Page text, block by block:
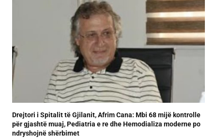
Drejtori i Spitalit të Gjilanit, Afrim Cana: Mbi 68 mijë kontrolle
për gjashtë muaj, Pediatria e re dhe Hemodializa moderne po
ndryshojnë shërbimet